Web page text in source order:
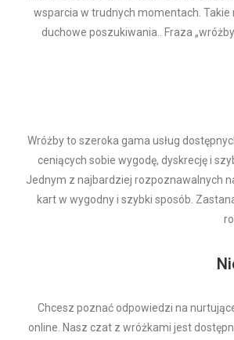
wsparcia w trudnych momentach.
duchowe poszukiwania.. Fraza
Wróżby to szeroka gama usług
ceniących sobie wygodę, dyskrecję i
Jednym z najbardziej rozpoznawalnych
kart w wygodny i szybki sposób.
Chcesz poznać odpowiedzi na
online. Nasz czat z wróżkami jest